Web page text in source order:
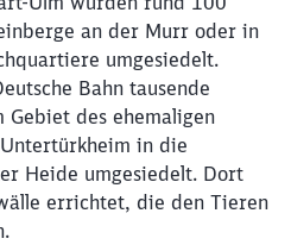
an der Murr oder in
umgesiedelt.
Bahn tausende
Gebiet des ehemaligen
in die
Heide umgesiedelt. Dort
errichtet, die den Tieren